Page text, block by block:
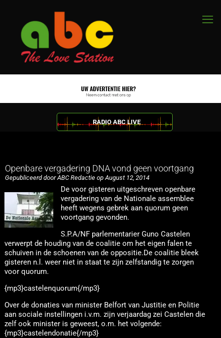
RADIO ABC LIVE
Openbare vergadering DNA vond geen voortgang
Gepubliceerd door ABC Redactie op August 12, 2014
De voor gisteren uitgeschreven openbare
vergadering van de Nationale assemblee
heeft wegens gebrek aan quorum geen
voortgang gevonden.
S.P.A/NF parlementarier Guno Castelen
verwerpt de houding van de coalitie om het eigen falen te
schuiven in de schoenen van de oppositie.De coalitie bleek
gisteren n.l. weer niet in staat te zijn zelfstandig te zorgen
voor quorum.
{mp3}castelenquorum{/mp3}
Over de donaties van minister Belfort van Justitie en Politie
aan sociale instellingen i.v.m. zijn verjaardag zei Castelen die
zelf ook minister is geweest, o.m. het volgende:
{mp3}castelendonatie{/mp3}